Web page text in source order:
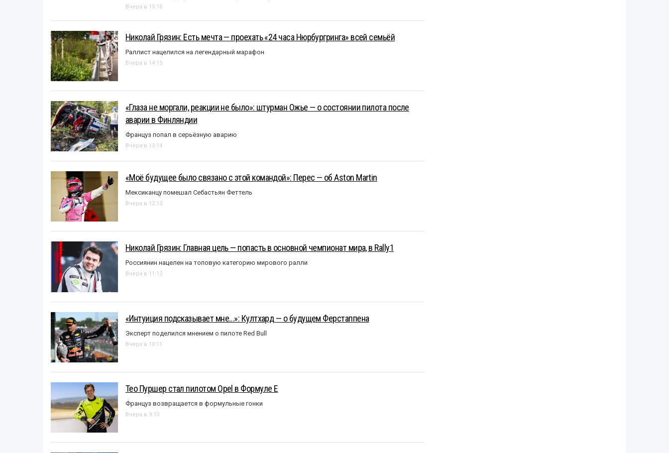
Вчера в 15:16
Николай Грязин: Есть мечта — проехать «24 часа Нюрбургринга» всей семьёй
Раллист нацелился на легендарный марафон
Вчера в 14:15
«Глаза не моргали, реакции не было»: штурман Ожье — о состоянии пилота после
аварии в Финляндии
Француз попал в серьёзную аварию
Вчера в 13:14
«Моё будущее было связано с этой командой»: Перес — об Aston Martin
Мексиканцу помешал Себастьян Феттель
Вчера в 12:13
Николай Грязин: Главная цель — попасть в основной чемпионат мира, в Rally1
Россиянин нацелен на топовую категорию мирового ралли
Вчера в 11:12
«Интуиция подсказывает мне...»: Култхард — о будущем Ферстаппена
Эксперт поделился мнением о пилоте Red Bull
Вчера в 10:11
Тео Пуршер стал пилотом Opel в Формуле Е
Француз возвращается в формульные гонки
Вчера в 9:10